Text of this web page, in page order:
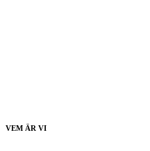
VEM ÄR VI